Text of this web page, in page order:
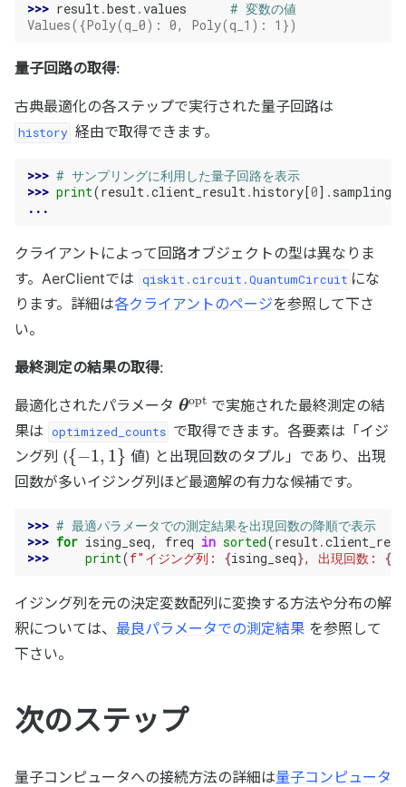
>>> result.best.values
# 変数の値
Values({Poly(q_0): 0, Poly(q_1): 1})
量子回路の取得:
古典最適化の各ステップで実行された量子回路は
history 経由で取得できます。
>>> # サンプリングに利用した量子回路を表示
>>> print(result.client_result.history [0] .
...
クライアントによって回路オブジェクトの型は異なりま
す。AerClientでは qiskit.circuit.QuantumCircuit にな
ります。詳細は各クライアントのページを参照して下さ
い。
最終測定の結果の取得:
最適化されたパラメータ θopt で実施された最終測定の結
果は optimized_counts で取得できます。各要素は「イジ
ング列 ( {− 1, }
値) と出現回数のタプル」であり、出現
回数が多いイジング列ほど最適解の有力な候補です。
>>> # 最適パラメータでの測定結果を出現回数の降順で表示
>>> for ising_seq, freq in sorted(result.
>>>
print(f"イジング列: {ising_seq}, 出現回数: {
イジング列を元の決定変数配列に変換する方法や分布の解
釈については、 最良パラメータでの測定結果 を参照して
下さい。
次のステップ
量子コンピュータへの接続方法の詳細は量子コンピュータ